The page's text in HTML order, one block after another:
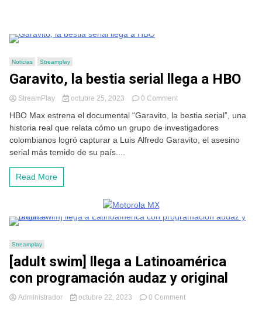
Noticias Streamplay
Garavito, la bestia serial llega a HBO
StreamPlay octubre 25, 2023 0 Commenton
la
bestia
serial
HBO Max estrena el documental “Garavito, la bestia serial”, una
historia real que relata cómo un grupo de investigadores
colombianos logró capturar a Luis Alfredo Garavito, el asesino
serial más temido de su país....
Read More
Streamplay
[adult swim] llega a Latinoamérica
con programación audaz y original
Administrador octubre 22, 2023 0 Commenton